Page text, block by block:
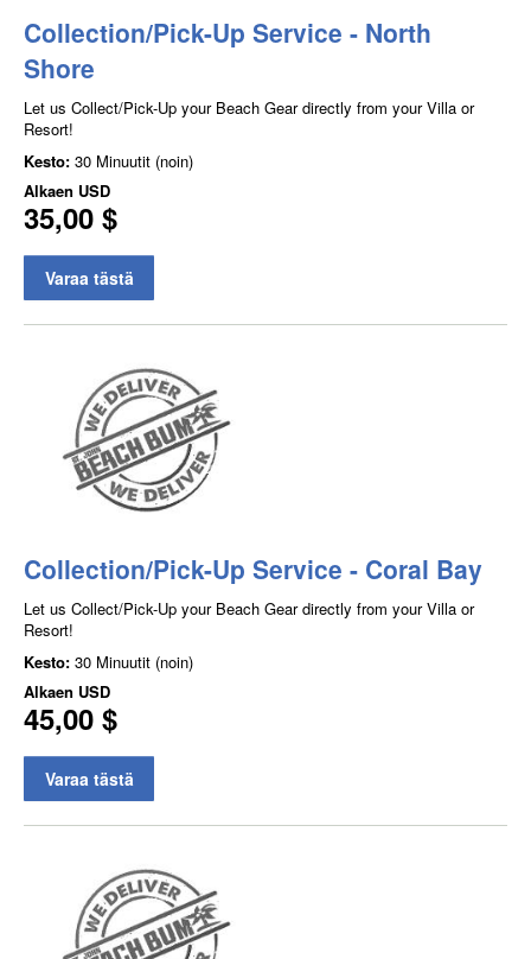
Collection/Pick-Up Service - North
Shore
Let us Collect/Pick-Up your Beach Gear directly from your Villa or
Resort!
Kesto: 30 Minuutit (noin)
Alkaen USD
35,00 $
Varaa tästä
Collection/Pick-Up Service - Coral Bay
Let us Collect/Pick-Up your Beach Gear directly from your Villa or
Resort!
Kesto: 30 Minuutit (noin)
Alkaen USD
45,00 $
Varaa tästä